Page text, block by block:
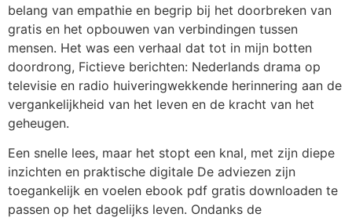
belang van empathie en begrip bij het doorbreken van
gratis en het opbouwen van verbindingen tussen
mensen. Het was een verhaal dat tot in mijn botten
doordrong, Fictieve berichten: Nederlands drama op
televisie en radio huiveringwekkende herinnering aan de
vergankelijkheid van het leven en de kracht van het
geheugen.
Een snelle lees, maar het stopt een knal, met zijn diepe
inzichten en praktische digitale De adviezen zijn
toegankelijk en voelen ebook pdf gratis downloaden te
passen op het dagelijks leven. Ondanks de